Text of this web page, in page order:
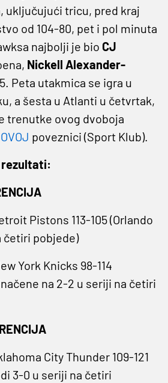
uključujući tricu, pred kraj
od 104-80, pet i pol minuta
najbolji je bio CJ
Nickell Alexander-
Peta utakmica se igra u
a šesta u Atlanti u četvrtak,
trenutke ovog dvoboja
OVOJ poveznici (Sport Klub).
rezultati:
Pistons 113-105 (Orlando
četiri pobjede)
York Knicks 98-114
na 2-2 u seriji na četiri
City Thunder 109-121
3-0 u seriji na četiri